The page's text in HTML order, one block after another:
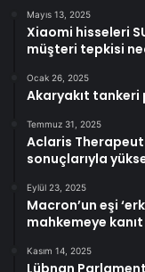
Mayıs 13, 2025
Xiaomi hisseleri
müşteri tepkisi
Ocak 26, 2025
Akaryakıt tankeri
Temmuz 31, 2025
Aclaris
sonuçlarıyla
Eylül 23, 2025
Macron’un eşi
mahkemeye
Kasım 14, 2025